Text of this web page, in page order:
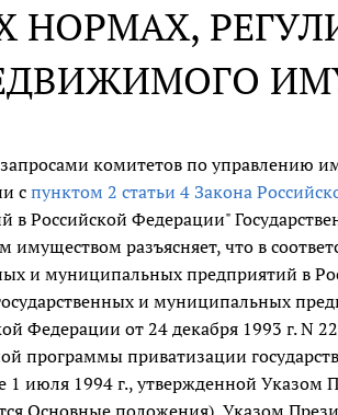
НОРМАХ,
комитетов по управлению
спунктом 2 статьи 4 Закона
Российской Федерации"
имуществом разъясняет, что в
и муниципальных предприятий в
и муниципальных
Федерации от 24 декабря 1993 г. N
программы приватизации
1 июля 1994 г., утвержденной Указом
Основные положения), Указом